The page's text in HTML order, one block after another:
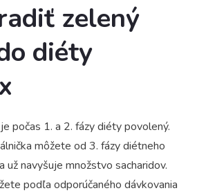
zelený
diéty
počas 1. a 2. fázy diéty povolený.
môžete od 3. fázy diétneho
už navyšuje množstvo sacharidov.
podľa odporúčaného dávkovania